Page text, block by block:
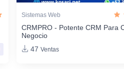
Sistemas Web
CRMPRO - Potente CRM Para
Negocio
47 Ventas